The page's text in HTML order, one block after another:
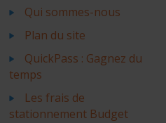
Qui sommes-nous
Plan du site
QuickPass : Gagnez du
temps
Les frais de
stationnement Budget